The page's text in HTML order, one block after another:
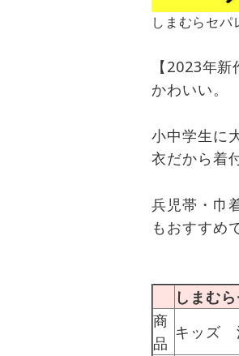
しまむらセパ
【2023年
かわいい。
小中学生に
衣だから着
兵児帯・巾
もおすすめ
しまむ
商
品
キッズ